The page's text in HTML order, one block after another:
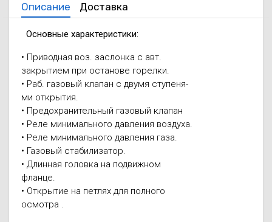
Описание Доставка
Основные характеристики:
• Приводная воз. заслонка с авт.
закрытием при останове горелки.
• Раб. газовый клапан с двумя ступеня-
ми открытия.
• Предохранительный газовый клапан
• Реле минимального давления воздуха.
• Реле минимального давления газа.
• Газовый стабилизатор.
• Длинная головка на подвижном
фланце.
• Открытие на петлях для полного
осмотра .